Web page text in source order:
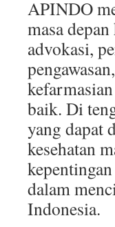
APINDO
masa
advokasi,
baik. Di
yang dapat
kesehatan
dalam
Indonesia.